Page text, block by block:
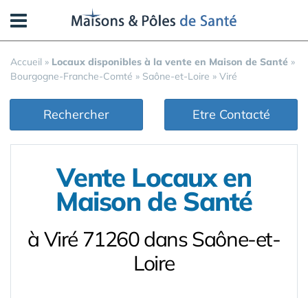
Accueil » Locaux disponibles à la vente en Maison de Santé »
Bourgogne-Franche-Comté » Saône-et-Loire » Viré
Rechercher Etre Contacté
Vente Locaux en
Maison de Santé
à Viré 71260 dans Saône-et-
Loire
Panneau de gestion des cookies